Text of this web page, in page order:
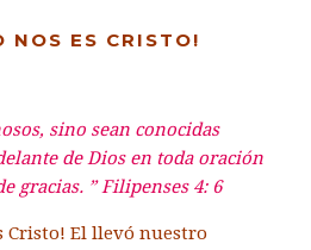
NOS ES CRISTO!
sino sean conocidas
de Dios en toda oración
gracias. ” Filipenses 4: 6
Cristo! El llevó nuestro